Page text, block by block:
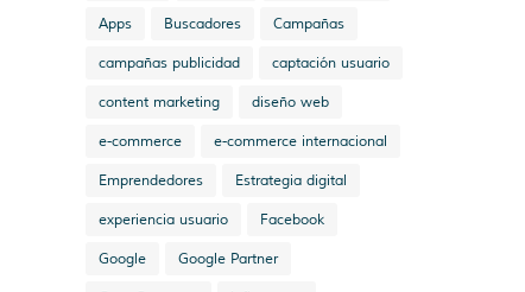
Apps Buscadores Campañas
campañas publicidad captación usuario
content marketing diseño web
e-commerce e-commerce internacional
Emprendedores Estrategia digital
experiencia usuario Facebook
Google Google Partner